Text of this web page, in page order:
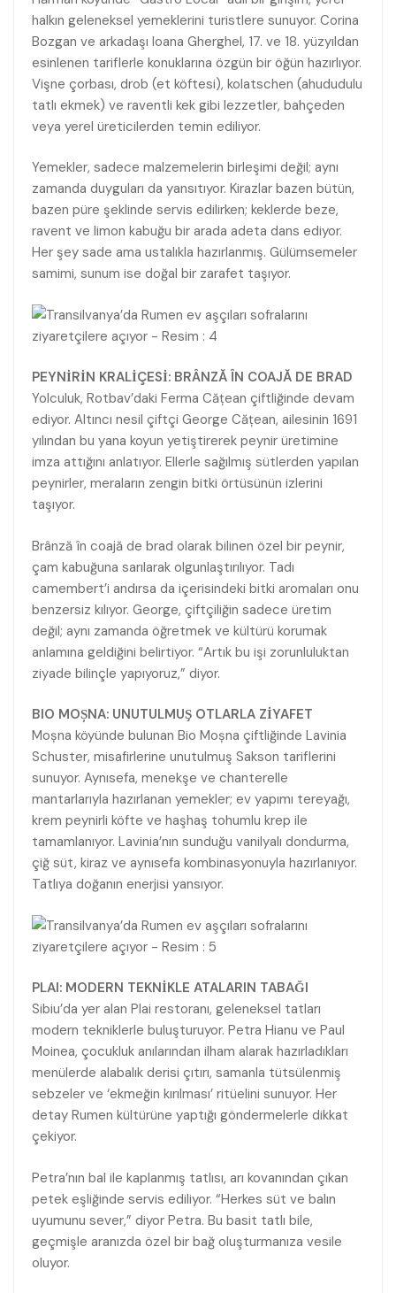
halkın geleneksel yemeklerini turistlere sunuyor. Corina
Bozgan ve arkadaşı Ioana Gherghel, 17. ve 18. yüzyıldan
esinlenen tariflerle konuklarına özgün bir öğün hazırlıyor.
Vişne çorbası, drob (et köftesi), kolatschen (ahududulu
tatlı ekmek) ve raventli kek gibi lezzetler, bahçeden
veya yerel üreticilerden temin ediliyor.
Yemekler, sadece malzemelerin birleşimi değil; aynı
zamanda duyguları da yansıtıyor. Kirazlar bazen bütün,
bazen püre şeklinde servis edilirken; keklerde beze,
ravent ve limon kabuğu bir arada adeta dans ediyor.
Her şey sade ama ustalıkla hazırlanmış. Gülümsemeler
samimi, sunum ise doğal bir zarafet taşıyor.
PEYNİRİN KRALİÇESİ: BRÂNZĂ ÎN COAJĂ DE BRAD
Yolculuk, Rotbav’daki Ferma Cățean çiftliğinde devam
ediyor. Altıncı nesil çiftçi George Cățean, ailesinin 1691
yılından bu yana koyun yetiştirerek peynir üretimine
imza attığını anlatıyor. Ellerle sağılmış sütlerden yapılan
peynirler, meraların zengin bitki örtüsünün izlerini
taşıyor.
Brânză în coajă de brad olarak bilinen özel bir peynir,
çam kabuğuna sarılarak olgunlaştırılıyor. Tadı
camembert’i andırsa da içerisindeki bitki aromaları onu
benzersiz kılıyor. George, çiftçiliğin sadece üretim
değil; aynı zamanda öğretmek ve kültürü korumak
anlamına geldiğini belirtiyor. “Artık bu işi zorunluluktan
ziyade bilinçle yapıyoruz,” diyor.
BIO MOȘNA: UNUTULMUŞ OTLARLA ZİYAFET
Moșna köyünde bulunan Bio Moșna çiftliğinde Lavinia
Schuster, misafirlerine unutulmuş Sakson tariflerini
sunuyor. Aynısefa, menekşe ve chanterelle
mantarlarıyla hazırlanan yemekler; ev yapımı tereyağı,
krem peynirli köfte ve haşhaş tohumlu krep ile
tamamlanıyor. Lavinia’nın sunduğu vanilyalı dondurma,
çiğ süt, kiraz ve aynısefa kombinasyonuyla hazırlanıyor.
Tatlıya doğanın enerjisi yansıyor.
PLAI: MODERN TEKNİKLE ATALARIN TABAĞI
Sibiu’da yer alan Plai restoranı, geleneksel tatları
modern tekniklerle buluşturuyor. Petra Hianu ve Paul
Moinea, çocukluk anılarından ilham alarak hazırladıkları
menülerde alabalık derisi çıtırı, samanla tütsülenmiş
sebzeler ve ‘ekmeğin kırılması’ ritüelini sunuyor. Her
detay Rumen kültürüne yaptığı göndermelerle dikkat
çekiyor.
Petra’nın bal ile kaplanmış tatlısı, arı kovanından çıkan
petek eşliğinde servis ediliyor. “Herkes süt ve balın
uyumunu sever,” diyor Petra. Bu basit tatlı bile,
geçmişle aranızda özel bir bağ oluşturmanıza vesile
oluyor.